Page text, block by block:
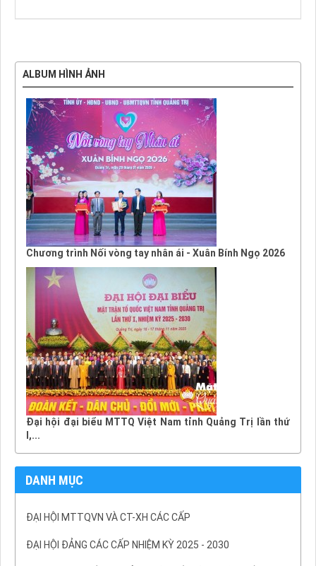
ALBUM HÌNH ẢNH
Chương trình Nối vòng tay nhân ái - Xuân Bính Ngọ 2026
Đại hội đại biểu MTTQ Việt Nam tỉnh Quảng Trị lần thứ
I,...
DANH MỤC
ĐẠI HỘI MTTQVN VÀ CT-XH CÁC CẤP
ĐẠI HỘI ĐẢNG CÁC CẤP NHIỆM KỲ 2025 - 2030